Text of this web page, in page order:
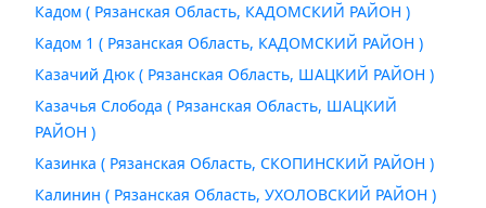
Кадом ( Рязанская Область, КАДОМСКИЙ РАЙОН )
Кадом 1 ( Рязанская Область, КАДОМСКИЙ РАЙОН )
Казачий Дюк ( Рязанская Область, ШАЦКИЙ РАЙОН )
Казачья Слобода ( Рязанская Область, ШАЦКИЙ
РАЙОН )
Казинка ( Рязанская Область, СКОПИНСКИЙ РАЙОН )
Калинин ( Рязанская Область, УХОЛОВСКИЙ РАЙОН )